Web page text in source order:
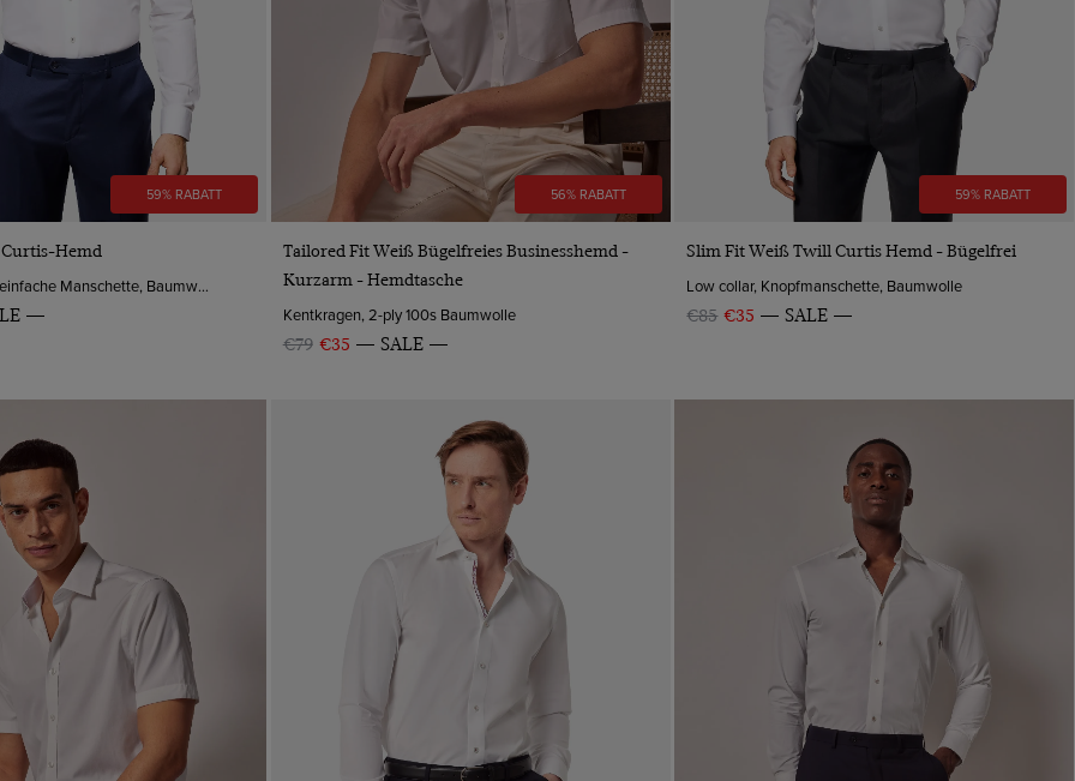
59% RABATT
VORSCHAU
Hemd
Niedriger Kragen, einfache Manschette, Baumwolle
56% RABATT
VORSCHAU
Tailored Fit Weiß Bügelfreies Businesshemd -
Kurzarm - Hemdtasche
Kentkragen, 2-ply 100s Baumwolle
€79 €35 SALE
59% RABATT
VORSCHAU
Slim Fit Weiß Twill Curtis Hemd - Bügelfrei
Low collar, Knopfmanschette, Baumwolle
€85 €35 SALE